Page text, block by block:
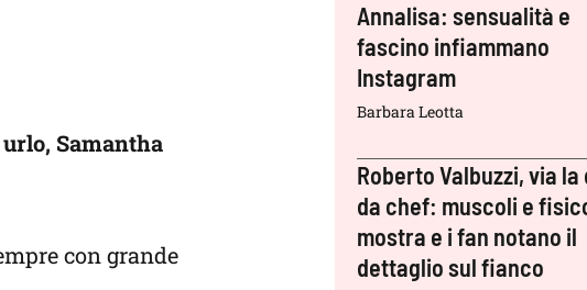
Samantha
con grande
Annalisa: sensualità e
fascino infiammano
Instagram
Barbara Leotta
Roberto Valbuzzi, via
da chef: muscoli e
mostra e i fan notano il
dettaglio sul fianco